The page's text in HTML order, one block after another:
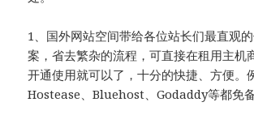
1、国外网站空间带给各位站长们最直观
案，省去繁杂的流程，可直接在租用主机
开通使用就可以了，十分的快捷、方便。
Hostease、Bluehost、Godaddy等都免备